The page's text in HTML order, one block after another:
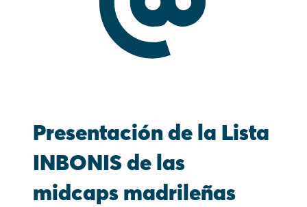
Presentación de la Lista
INBONIS de las
midcaps madrileñas